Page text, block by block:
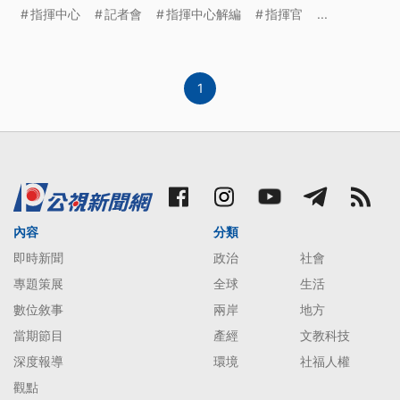
對環境保護要更努力，讓病毒減少對人類的危害。
指揮中心 記者會 指揮中心解編 指揮官 ...
1
內容
即時新聞
專題策展
數位敘事
當期節目
深度報導
觀點
分類
政治
社會
全球
生活
兩岸
地方
產經
文教科技
環境
社福人權